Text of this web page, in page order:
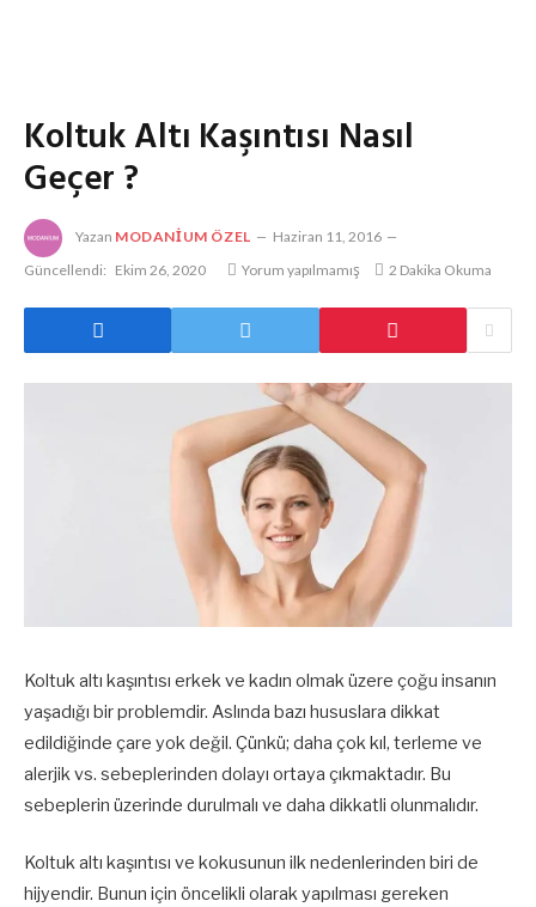
Koltuk Altı Kaşıntısı Nasıl
Geçer ?
Yazan MODANIUM ÖZEL
Haziran 11, 2016
Güncellendi: Ekim 26, 2020 Yorum yapılmamış 2 Dakika Okuma
Koltuk altı kaşıntısı erkek ve kadın olmak üzere çoğu insanın
yaşadığı bir problemdir. Aslında bazı hususlara dikkat
edildiğinde çare yok değil. Çünkü; daha çok kıl, terleme ve
alerjik vs. sebeplerinden dolayı ortaya çıkmaktadır. Bu
sebeplerin üzerinde durulmalı ve daha dikkatli olunmalıdır.
Koltuk altı kaşıntısı ve kokusunun ilk nedenlerinden biri de
hijyendir. Bunun için öncelikli olarak yapılması gereken